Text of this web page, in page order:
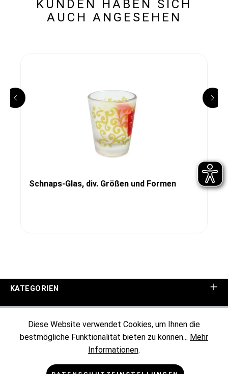
KUNDEN HABEN SICH
AUCH ANGESEHEN
Schnaps-Glas, div. Größen und Formen
KATEGORIEN
KUNDENINFORMATIONEN
Diese Website verwendet Cookies, um Ihnen die
bestmögliche Funktionalität bieten zu können... Mehr
Informationen.